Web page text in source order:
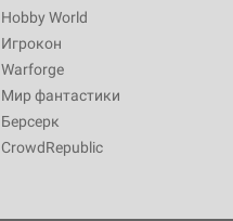
Hobby World
Игрокон
Warforge
Мир фантастики
Берсерк
CrowdRepublic